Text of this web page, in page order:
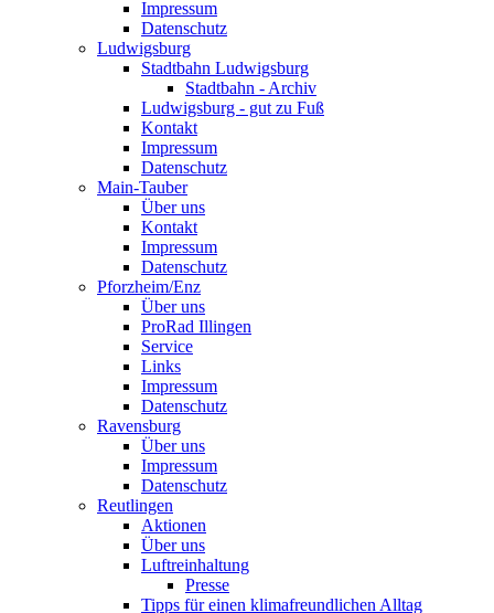
Impressum
Datenschutz
Ludwigsburg
Stadtbahn Ludwigsburg
Stadtbahn - Archiv
Ludwigsburg - gut zu Fuß
Kontakt
Impressum
Datenschutz
Main-Tauber
Über uns
Kontakt
Impressum
Datenschutz
Pforzheim/Enz
Über uns
ProRad Illingen
Service
Links
Impressum
Datenschutz
Ravensburg
Über uns
Impressum
Datenschutz
Reutlingen
Aktionen
Über uns
Luftreinhaltung
Presse
Tipps für einen klimafreundlichen Alltag